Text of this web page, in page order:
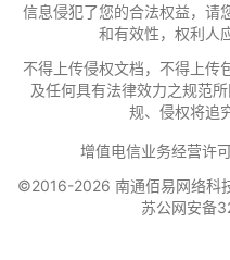
信息侵犯了您的合法权益，请
和有效性，权利人
不得上传侵权文档，不得上传
及任何具有法律效力之规范
规、侵权将追
增值电信业务经营许
©2016-2026 南通佰易网络科
苏公网安备